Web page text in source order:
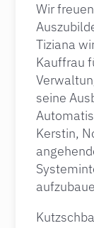
Wir
Tiziana
Kauffrau
seine
Kerstin,